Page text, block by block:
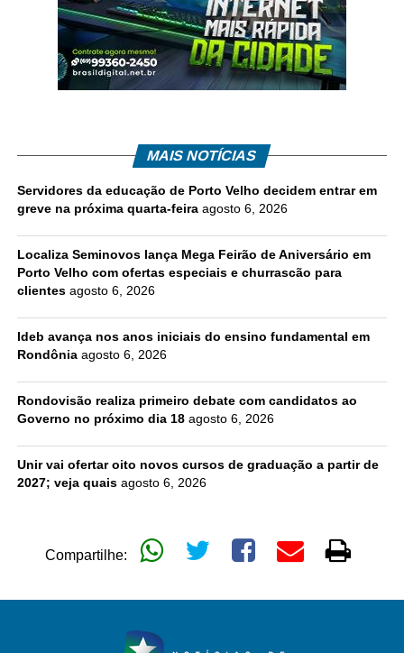
MAIS NOTÍCIAS
Servidores da educação de Porto Velho decidem entrar em
greve na próxima quarta-feira agosto 6, 2026
Localiza Seminovos lança Mega Feirão de Aniversário em
Porto Velho com ofertas especiais e churrascão para
clientes agosto 6, 2026
Ideb avança nos anos iniciais do ensino fundamental em
Rondônia agosto 6, 2026
Rondovisão realiza primeiro debate com candidatos ao
Governo no próximo dia 18 agosto 6, 2026
Unir vai ofertar oito novos cursos de graduação a partir de
2027; veja quais agosto 6, 2026
Compartilhe: